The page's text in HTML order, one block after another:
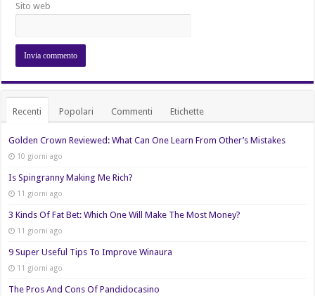
Sito web
Recenti Popolari Commenti Etichette
Golden Crown Reviewed: What Can One Learn From Other’s Mistakes
10 giorni ago
Is Spingranny Making Me Rich?
11 giorni ago
3 Kinds Of Fat Bet: Which One Will Make The Most Money?
11 giorni ago
9 Super Useful Tips To Improve Winaura
11 giorni ago
The Pros And Cons Of Pandidocasino